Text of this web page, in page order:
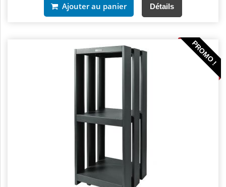
Ajouter au panier Détails
PROMO !